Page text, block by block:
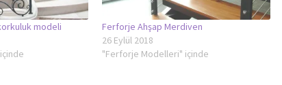
modeli
Ferforje Ahşap Merdiven
26 Eylül 2018
"Ferforje Modelleri" içinde